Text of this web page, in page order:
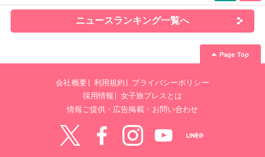
ニュースランキング一覧へ
Page Top
会社概要 利用規約
プライバシーポリシー
採用情報
女子旅プレスとは
情報ご提供・広告掲載・お問い合わせ